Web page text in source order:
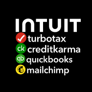
have
specific
questions
about
the
accessibility
of
this